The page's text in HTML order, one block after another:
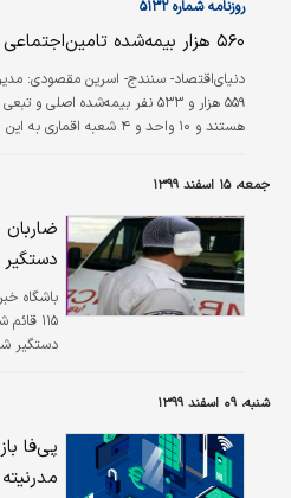
روزنامه شماره ۵۱۳۲
۵۶۰ هزار بیمه‌شده تامین‌اجتماعی در کردستان
دنیای‌اقتصاد- سنندج- اسرین مقصودی:
۵۵۹ هزار و ۵۳۳ نفر بیمه‌شده
هستند و ۱۰ واحد و ۴ شعبه اقماری به این افراد خدمات‌رسانی می‌کنند.
جمعه، ۱۵ اسفند ۱۳۹۹
ضاربان
باشگاه
۱۱۵
دستگیر
شنبه، ۰۹ اسفند ۱۳۹۹
پی‌فا